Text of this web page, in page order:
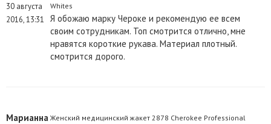
30 августа
2016, 13:31
Whites
Я обожаю марку Чероке и рекомендую ее всем
своим сотрудникам. Топ смотрится отлично, мне
нравятся короткие рукава. Материал плотный.
смотрится дорого.
Марианна Женский медицинский жакет 2878 Cherokee Professional